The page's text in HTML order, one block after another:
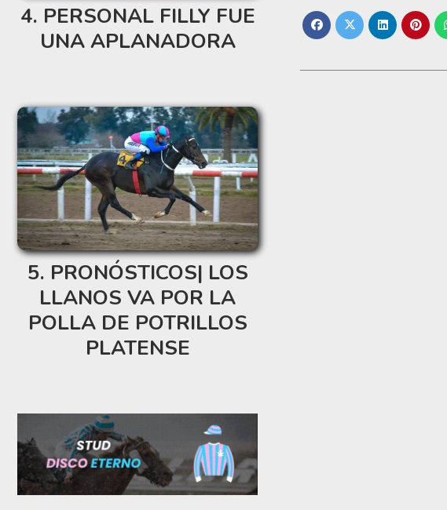
PERSONAL FILLY FUE
UNA APLANADORA
PRONÓSTICOS| LOS
LLANOS VA POR LA
POLLA DE POTRILLOS
PLATENSE